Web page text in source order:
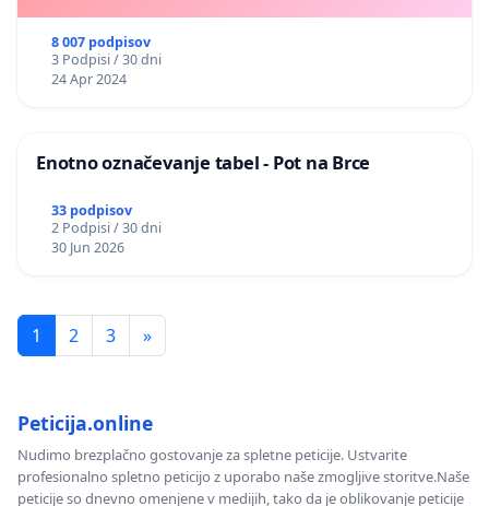
8 007 podpisov
3 Podpisi / 30 dni
24 Apr 2024
Enotno označevanje tabel - Pot na Brce
33 podpisov
2 Podpisi / 30 dni
30 Jun 2026
1 2 3 »
Peticija.online
Nudimo brezplačno gostovanje za spletne peticije. Ustvarite
profesionalno spletno peticijo z uporabo naše zmogljive storitve.Naše
peticije so dnevno omenjene v medijih, tako da je oblikovanje peticije